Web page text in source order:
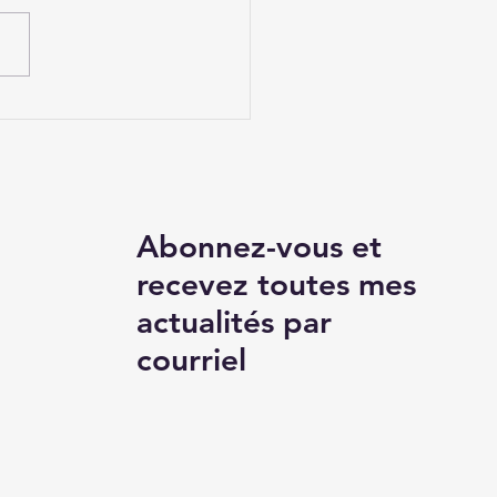
Abonnez-vous et
recevez toutes mes
actualités par
courriel